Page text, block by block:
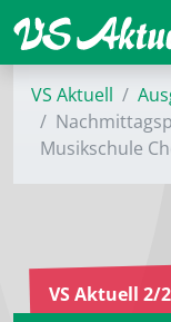
VS Aktuell
Musikschule
VS Aktuell 2/